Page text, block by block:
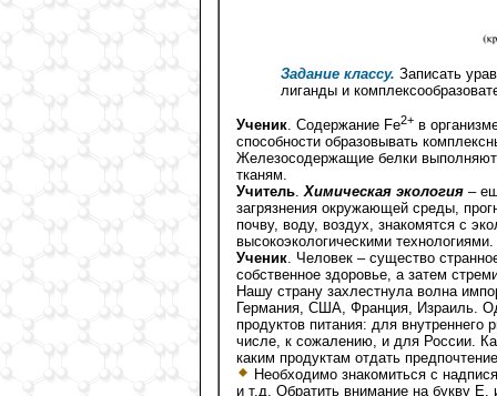
Задание классу. Записать
лиганды и
Ученик. Содержание Fe2+ в
способности образовывать
Железосодержащие белки выполняют
тканям.
Учитель.Химическая экология –
загрязнения окружающей среды,
почву, воду, воздух, знакомятся с
высокоэкологическими технологиями.
Ученик. Человек – существо
собственное здоровье, а затем
Нашу страну захлестнула волна
Германия, США, Франция, Израиль.
продуктов питания: для
числе, к сожалению, и для России.
каким продуктам отдать
Необходимо знакомиться с
и т.д. Обратить внимание на букву